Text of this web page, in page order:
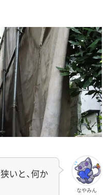
なやみん
いと、何か